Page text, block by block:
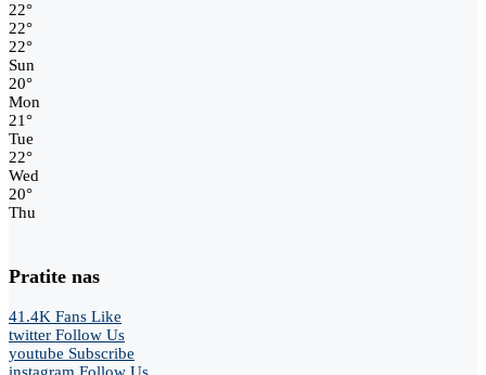
22°
22°
22°
Sun
20°
Mon
21°
Tue
22°
Wed
20°
Thu
Pratite nas
41.4K Fans Like
twitter Follow Us
youtube Subscribe
instagram Follow Us